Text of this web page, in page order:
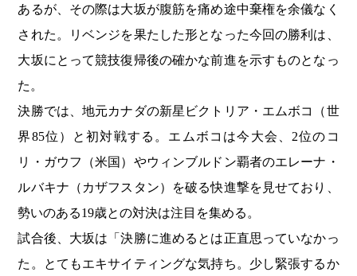
あるが、その際は大坂が腹筋を痛め途中棄権を余儀なく
された。リベンジを果たした形となった今回の勝利は、
大坂にとって競技復帰後の確かな前進を示すものとなっ
た。
決勝では、地元カナダの新星ビクトリア・エムボコ（世
界85位）と初対戦する。エムボコは今大会、2位のコ
リ・ガウフ（米国）やウィンブルドン覇者のエレーナ・
ルバキナ（カザフスタン）を破る快進撃を見せており、
勢いのある19歳との対決は注目を集める。
試合後、大坂は「決勝に進めるとは正直思っていなかっ
た。とてもエキサイティングな気持ち。少し緊張するか